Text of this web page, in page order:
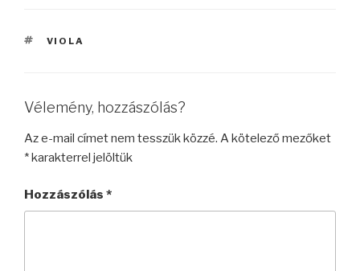
CÍMKÉK
VIOLA
Vélemény, hozzászólás?
Az e-mail címet nem tesszük közzé. A kötelező mezőket
*karakterrel jelöltük
Hozzászólás *